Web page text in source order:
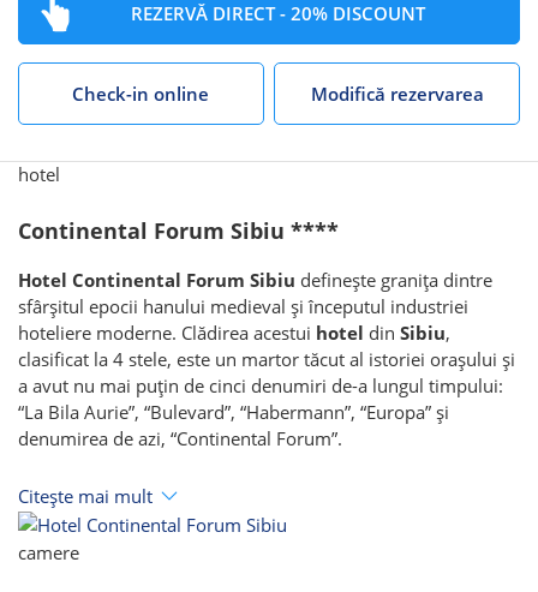
REZERVĂ DIRECT - 20% DISCOUNT
Check-in online Modifică rezervarea
hotel
Continental Forum Sibiu ****
Hotel Continental Forum Sibiu definește granița dintre
sfârșitul epocii hanului medieval și începutul industriei
hoteliere moderne. Clădirea acestui hotel din Sibiu,
clasificat la 4 stele, este un martor tăcut al istoriei orașului și
a avut nu mai puțin de cinci denumiri de-a lungul timpului:
“La Bila Aurie”, “Bulevard”, “Habermann”, “Europa” și
denumirea de azi, “Continental Forum”.
Citește mai mult
camere